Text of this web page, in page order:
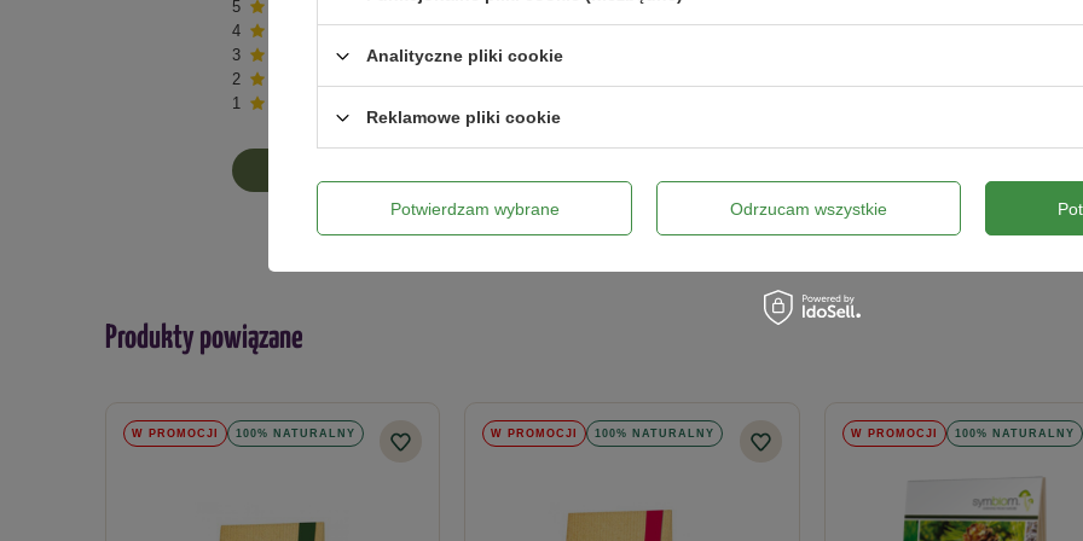
5
4
0
3
0
2
1
Produkty powiązane
W PROMOCJI 100% NATURALNY W PROMOCJI 100% NATURALNY W PROMOCJI 100% NATURALNY
Analityczne pliki cookie
Reklamowe pliki cookie
Potwierdzam wybrane Odrzucam wszystkie